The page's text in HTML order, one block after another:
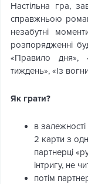
Настільна гра,
справжньою
незабутні
розпорядженні
«Правило дня»,
тиждень», «Із
Як грати?
в
2 карти з
партнерці
інтригу, не
потім